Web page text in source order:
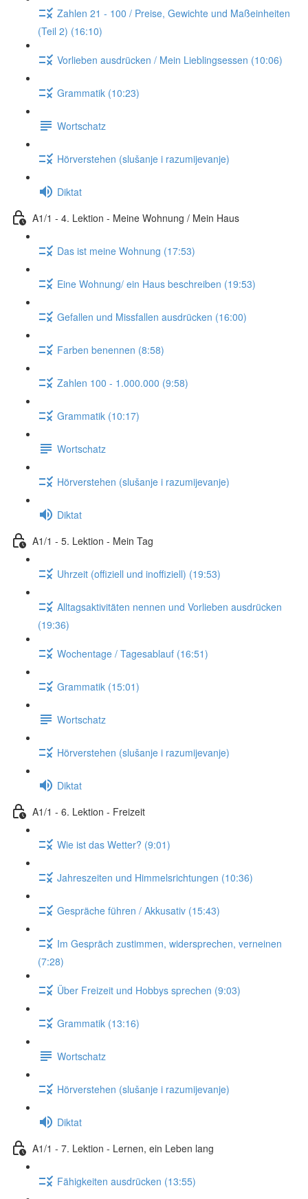
Zahlen 21 - 100 / Preise, Gewichte und Maßeinheiten
(Teil 2) (16:10)
Vorlieben ausdrücken / Mein Lieblingsessen (10:06)
Grammatik (10:23)
Wortschatz
Hörverstehen (slušanje i razumijevanje)
Diktat
A1/1 - 4. Lektion - Meine Wohnung / Mein Haus
Das ist meine Wohnung (17:53)
Eine Wohnung/ ein Haus beschreiben (19:53)
Gefallen und Missfallen ausdrücken (16:00)
Farben benennen (8:58)
Zahlen 100 - 1.000.000 (9:58)
Grammatik (10:17)
Wortschatz
Hörverstehen (slušanje i razumijevanje)
Diktat
A1/1 - 5. Lektion - Mein Tag
Uhrzeit (offiziell und inoffiziell) (19:53)
Alltagsaktivitäten nennen und Vorlieben ausdrücken
(19:36)
Wochentage / Tagesablauf (16:51)
Grammatik (15:01)
Wortschatz
Hörverstehen (slušanje i razumijevanje)
Diktat
A1/1 - 6. Lektion - Freizeit
Wie ist das Wetter? (9:01)
Jahreszeiten und Himmelsrichtungen (10:36)
Gespräche führen / Akkusativ (15:43)
Im Gespräch zustimmen, widersprechen, verneinen
(7:28)
Über Freizeit und Hobbys sprechen (9:03)
Grammatik (13:16)
Wortschatz
Hörverstehen (slušanje i razumijevanje)
Diktat
A1/1 - 7. Lektion - Lernen, ein Leben lang
Fähigkeiten ausdrücken (13:55)